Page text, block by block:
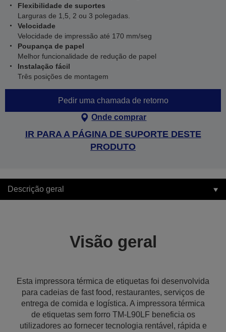
Flexibilidade de suportes
Larguras de 1,5, 2 ou 3 polegadas.
Velocidade
Velocidade de impressão até 170 mm/seg
Poupança de papel
Melhor funcionalidade de redução de papel
Instalação fácil
Três posições de montagem
Pedir uma chamada de retorno
Onde comprar
IR PARA A PÁGINA DE SUPORTE DESTE
PRODUTO
Descrição geral
Visão geral
Esta impressora térmica de etiquetas foi desenvolvida
para cadeias de fast food, restaurantes, serviços de
entrega de comida e logística. A impressora térmica
de etiquetas sem forro TM-L90LF beneficia os
utilizadores ao fornecer tecnologia rentável, rápida e